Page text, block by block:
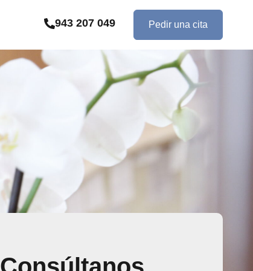
943 207 049 Pedir una cita